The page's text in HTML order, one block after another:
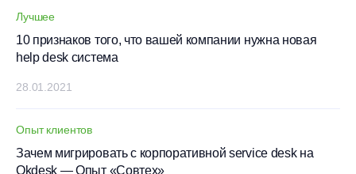
Лучшее
10 признаков того, что вашей компании нужна новая
help desk система
28.01.2021
Опыт клиентов
Зачем мигрировать с корпоративной service desk на
Okdesk — Опыт «Совтех»